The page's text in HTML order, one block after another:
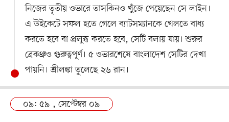
নিজের তৃতীয় ওভারে তাসকিনও খুঁজে পেয়েছেন সে লাইন।
এ উইকেটে সফল হতে গেলে ব্যাটসম্যানকে খেলতে বাধ্য
করতে হবে বা প্রলুব্ধ করতে হবে, সেটি বলায় যায়। শুরুর
ব্রেকথ্রুও গুরুত্বপূর্ণ। ৫ ওভারশেষে বাংলাদেশ সেটির দেখা
পায়নি। শ্রীলঙ্কা তুলেছে ২৬ রান।
০৯: ৫৯ , সেপ্টেম্বর ০৯